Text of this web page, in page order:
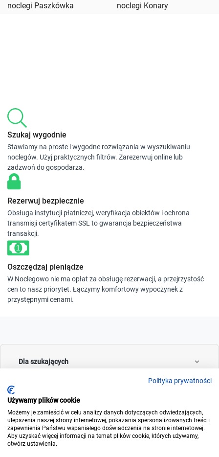
noclegi Paszkówka
noclegi Konary
Szukaj wygodnie
Stawiamy na proste i wygodne rozwiązania w wyszukiwaniu
noclegów. Użyj praktycznych filtrów. Zarezerwuj online lub
zadzwoń do gospodarza.
Rezerwuj bezpiecznie
Obsługa instytucji płatniczej, weryfikacja obiektów i ochrona
transmisji certyfikatem SSL to gwarancja bezpieczeństwa
transakcji.
Oszczędzaj pieniądze
W Noclegowo nie ma opłat za obsługę rezerwacji, a przejrzystość
cen to nasz priorytet. Łączymy komfortowy wypoczynek z
przystępnymi cenami.
Dla szukających
Polityka prywatności
Używamy plików cookie
Możemy je zamieścić w celu analizy danych dotyczących odwiedzających,
ulepszenia naszej strony internetowej, pokazania spersonalizowanych treści i
zapewnienia Państwu wspaniałego doświadczenia na stronie internetowej.
Aby uzyskać więcej informacji na temat plików cookie, których używamy,
otwórz ustawienia.